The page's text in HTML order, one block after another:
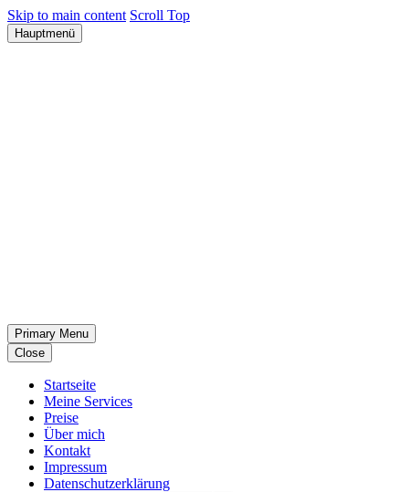
Skip to main content Scroll Top
Hauptmenü
Primary Menu
Close
Startseite
Meine Services
Preise
Über mich
Kontakt
Impressum
Datenschutzerklärung